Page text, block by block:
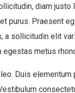
diam justo
purus. Praesent
a sollicitudin elit
egestas metus
Duis